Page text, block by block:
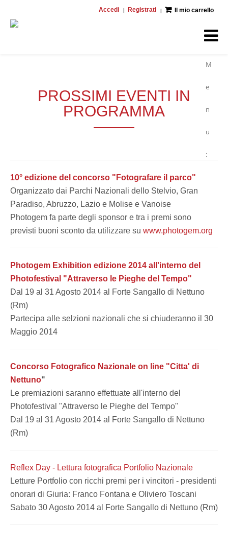
Accedi Registrati Il mio carrello
M
e
n
u
:
PROSSIMI EVENTI IN
PROGRAMMA
10° edizione del concorso "Fotografare il parco"
Organizzato dai Parchi Nazionali dello Stelvio, Gran
Paradiso, Abruzzo, Lazio e Molise e Vanoise
Photogem fa parte degli sponsor e tra i premi sono
previsti buoni sconto da utilizzare su www.photogem.org
Photogem Exhibition edizione 2014 all'interno del
Photofestival "Attraverso le Pieghe del Tempo"
Dal 19 al 31 Agosto 2014 al Forte Sangallo di Nettuno
(Rm)
Partecipa alle selzioni nazionali che si chiuderanno il 30
Maggio 2014
Concorso Fotografico Nazionale on line "Citta' di
Nettuno"
Le premiazioni saranno effettuate all'interno del
Photofestival "Attraverso le Pieghe del Tempo"
Dal 19 al 31 Agosto 2014 al Forte Sangallo di Nettuno
(Rm)
Reflex Day - Lettura fotografica Portfolio Nazionale
Letture Portfolio con ricchi premi per i vincitori - presidenti
onorari di Giuria: Franco Fontana e Oliviero Toscani
Sabato 30 Agosto 2014 al Forte Sangallo di Nettuno (Rm)